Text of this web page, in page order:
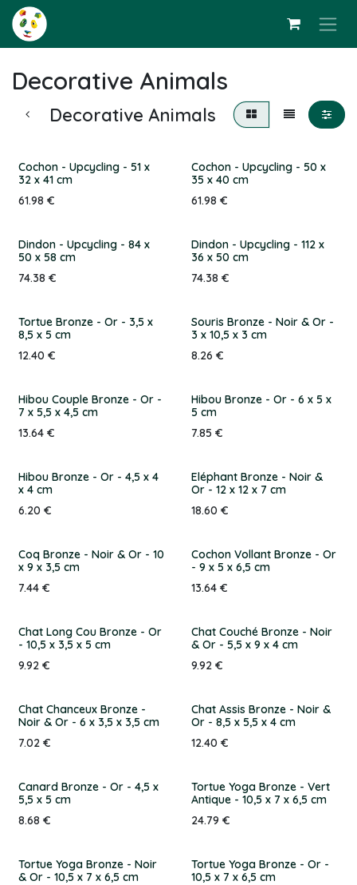
Skip to Content
Decorative Animals
Decorative Animals
Cochon - Upcycling - 51 x
32 x 41 cm
61.98 €
Cochon - Upcycling - 50 x
35 x 40 cm
61.98 €
Dindon - Upcycling - 84 x
50 x 58 cm
74.38 €
Dindon - Upcycling - 112 x
36 x 50 cm
74.38 €
Tortue Bronze - Or - 3,5 x
8,5 x 5 cm
12.40 €
Souris Bronze - Noir & Or -
3 x 10,5 x 3 cm
8.26 €
Hibou Couple Bronze - Or -
7 x 5,5 x 4,5 cm
13.64 €
Hibou Bronze - Or - 6 x 5 x
5 cm
7.85 €
Hibou Bronze - Or - 4,5 x 4
x 4 cm
6.20 €
Eléphant Bronze - Noir &
Or - 12 x 12 x 7 cm
18.60 €
Coq Bronze - Noir & Or - 10
x 9 x 3,5 cm
7.44 €
Cochon Vollant Bronze - Or
- 9 x 5 x 6,5 cm
13.64€
Chat Long Cou Bronze - Or
- 10,5 x 3,5 x 5 cm
9.92 €
Chat Couché Bronze - Noir
& Or - 5,5 x 9 x 4 cm
9.92€
Chat Chanceux Bronze -
Noir & Or - 6 x 3,5 x 3,5 cm
7.02 €
Chat Assis Bronze - Noir &
Or - 8,5 x 5,5 x 4 cm
12.40 €
Canard Bronze - Or - 4,5 x
5,5 x 5 cm
8.68 €
Tortue Yoga Bronze - Vert
Antique - 10,5 x 7 x 6,5 cm
24.79 €
Tortue Yoga Bronze - Noir
& Or - 10,5 x 7 x 6,5 cm
Tortue Yoga Bronze - Or -
10,5 x 7 x 6,5 cm